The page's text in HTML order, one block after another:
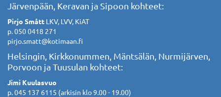
Järvenpään, Keravan ja Sipoon kohteet:
Pirjo Smått LKV, LVV, KiAT
p. 050 0418 271
pirjo.smatt@kotimaan.fi
Helsingin, Kirkkonummen, Mäntsälän, Nurmijärven,
Porvoon ja Tuusulan kohteet:
Jimi Kuulasvuo
p. 045 137 6115 (arkisin klo 9.00 - 19.00)